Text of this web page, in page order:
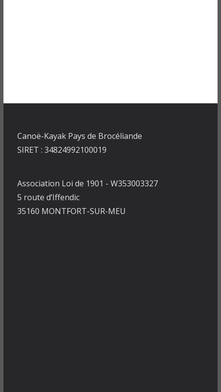
Canoë-Kayak Pays de Brocéliande
SIRET : 34824992100019
Association Loi de 1901 - W353003327
5 route d’Iffendic
35160 MONTFORT-SUR-MEU